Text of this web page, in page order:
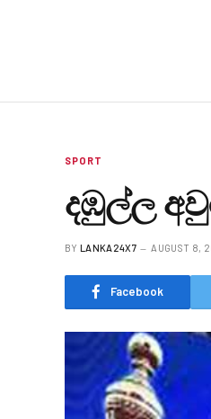
SPORT
දඹුල්ල
BY LANKA24X7 AUGUST 8,
Facebook